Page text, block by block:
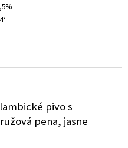
pivo s
pena, jasne